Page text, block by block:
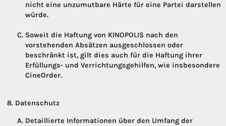
nicht eine unzumutbare Härte für eine Partei darstellen
würde.
Soweit die Haftung von KINOPOLIS nach den
vorstehenden Absätzen ausgeschlossen oder
beschränkt ist, gilt dies auch für die Haftung ihrer
Erfüllungs- und Verrichtungsgehilfen, wie insbesondere
CineOrder.
Datenschutz
Detaillierte Informationen über den Umfang der